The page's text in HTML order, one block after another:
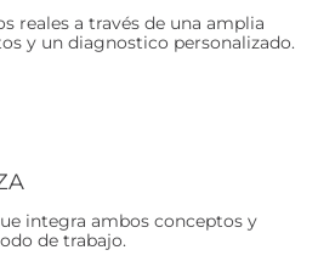
reales a través de una amplia
y un diagnostico personalizado.
integra ambos conceptos y
de trabajo.